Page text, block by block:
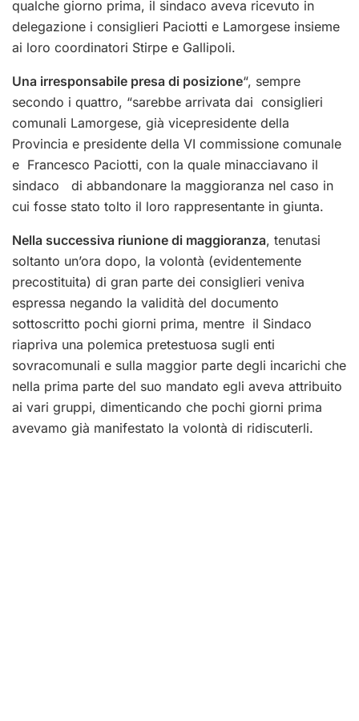
qualche giorno prima, il sindaco aveva ricevuto in
delegazione i consiglieri Paciotti e Lamorgese insieme
ai loro coordinatori Stirpe e Gallipoli.
Una irresponsabile presa di posizione“, sempre
secondo i quattro, “sarebbe arrivata dai consiglieri
comunali Lamorgese, già vicepresidente della
Provincia e presidente della VI commissione comunale
e Francesco Paciotti, con la quale minacciavano il
sindaco di abbandonare la maggioranza nel caso in
cui fosse stato tolto il loro rappresentante in giunta.
Nella successiva riunione di maggioranza, tenutasi
soltanto un’ora dopo, la volontà (evidentemente
precostituita) di gran parte dei consiglieri veniva
espressa negando la validità del documento
sottoscritto pochi giorni prima, mentre il Sindaco
riapriva una polemica pretestuosa sugli enti
sovracomunali e sulla maggior parte degli incarichi che
nella prima parte del suo mandato egli aveva attribuito
ai vari gruppi, dimenticando che pochi giorni prima
avevamo già manifestato la volontà di ridiscuterli.